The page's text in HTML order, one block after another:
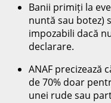
Banii primiți la
nuntă sau botez)
impozabili dacă
declarare.
ANAF precizează
de 70% doar
unei rude sau